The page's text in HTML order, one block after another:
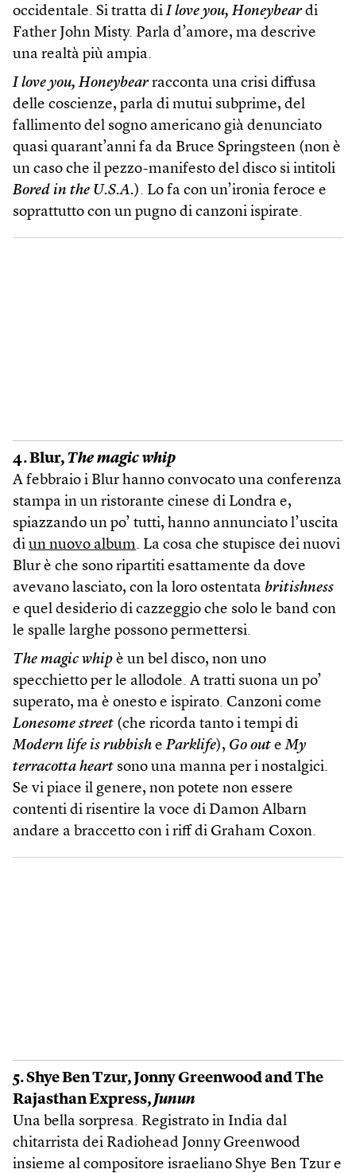
occidentale. Si tratta di I love you, Honeybeardi
Father John Misty. Parla d’amore, ma descrive
una realtà più ampia.
I love you, Honeybearracconta una crisi diffusa
delle coscienze, parla di mutui subprime, del
fallimento del sogno americano già denunciato
quasi quarant’anni fa da Bruce Springsteen (non è
un caso che il pezzo-manifesto del disco si intitoli
Bored in the U.S.A.). Lo fa con un’ironia feroce e
soprattutto con un pugno di canzoni ispirate.
4. Blur, The magic whip
A febbraio i Blur hanno convocato una conferenza
stampa in un ristorante cinese di Londra e,
spiazzando un po’ tutti, hanno annunciato l’uscita
di un nuovo album. La cosa che stupisce dei nuovi
Blur è che sono ripartiti esattamente da dove
avevano lasciato, con la loro ostentata britishness
e quel desiderio di cazzeggio che solo le band con
le spalle larghe possono permettersi.
The magic whip è un bel disco, non uno
specchietto per le allodole. A tratti suona un po’
superato, ma è onesto e ispirato. Canzoni come
Lonesome street (che ricorda tanto i tempi di
Modern life is rubbish e Parklife), Go out eMy
terracotta heart sono una manna per i nostalgici.
Se vi piace il genere, non potete non essere
contenti di risentire la voce di Damon Albarn
andare a braccetto con i riff di Graham Coxon.
5. Shye Ben Tzur, Jonny Greenwood and The
Rajasthan Express,Junun
Una bella sorpresa. Registrato in India dal
chitarrista dei Radiohead Jonny Greenwood
insieme al compositore israeliano Shye Ben Tzur e